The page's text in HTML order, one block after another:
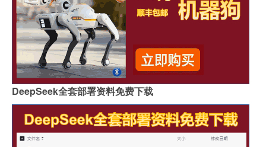
DeepSeek全套部署资料免费下载